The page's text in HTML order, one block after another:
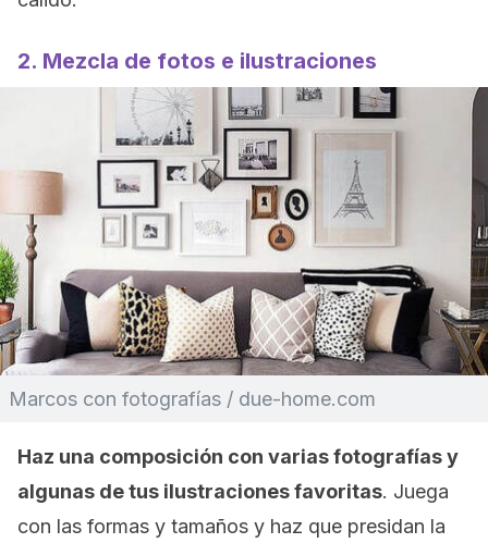
2. Mezcla de fotos e ilustraciones
Marcos con fotografías / due-home.com
Haz una composición con varias fotografías y
algunas de tus ilustraciones favoritas. Juega
con las formas y tamaños y haz que presidan la